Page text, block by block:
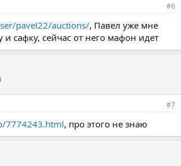
#6
pavel22/auctions/, Павел уже мне
и сафку, сейчас от него мафон идет
#7
7774243.html, про этого не знаю